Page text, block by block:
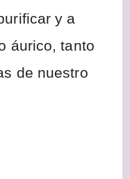
y a
áurico, tanto
de nuestro